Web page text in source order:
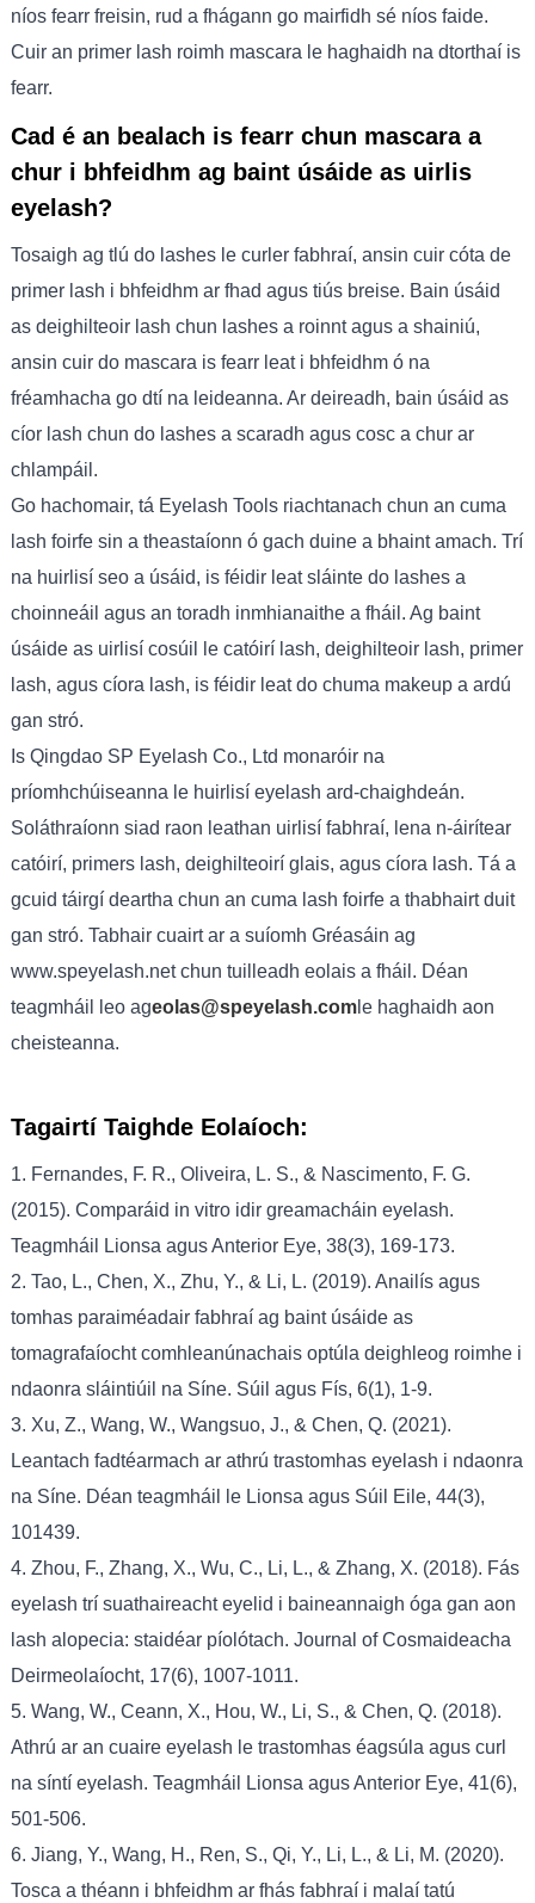
níos fearr freisin, rud a fhágann go mairfidh sé níos faide.
Cuir an primer lash roimh mascara le haghaidh na dtorthaí is
fearr.
Cad é an bealach is fearr chun mascara a
chur i bhfeidhm ag baint úsáide as uirlis
eyelash?
Tosaigh ag tlú do lashes le curler fabhraí, ansin cuir cóta de
primer lash i bhfeidhm ar fhad agus tiús breise. Bain úsáid
as deighilteoir lash chun lashes a roinnt agus a shainiú,
ansin cuir do mascara is fearr leat i bhfeidhm ó na
fréamhacha go dtí na leideanna. Ar deireadh, bain úsáid as
cíor lash chun do lashes a scaradh agus cosc ​​a chur ar
chlampáil.
Go hachomair, tá Eyelash Tools riachtanach chun an cuma
lash foirfe sin a theastaíonn ó gach duine a bhaint amach. Trí
na huirlisí seo a úsáid, is féidir leat sláinte do lashes a
choinneáil agus an toradh inmhianaithe a fháil. Ag baint
úsáide as uirlisí cosúil le catóirí lash, deighilteoir lash, primer
lash, agus cíora lash, is féidir leat do chuma makeup a ardú
gan stró.
Is Qingdao SP Eyelash Co., Ltd monaróir na
príomhchúiseanna le huirlisí eyelash ard-chaighdeán.
Soláthraíonn siad raon leathan uirlisí fabhraí, lena n-áirítear
catóirí, primers lash, deighilteoirí glais, agus cíora lash. Tá a
gcuid táirgí deartha chun an cuma lash foirfe a thabhairt duit
gan stró. Tabhair cuairt ar a suíomh Gréasáin ag
www.speyelash.net chun tuilleadh eolais a fháil. Déan
teagmháil leo ageolas@speyelash.comle haghaidh aon
cheisteanna.
Tagairtí Taighde Eolaíoch:
1. Fernandes, F. R., Oliveira, L. S., & Nascimento, F. G.
(2015). Comparáid in vitro idir greamacháin eyelash.
Teagmháil Lionsa agus Anterior Eye, 38(3), 169-173.
2. Tao, L., Chen, X., Zhu, Y., & Li, L. (2019). Anailís agus
tomhas paraiméadair fabhraí ag baint úsáide as
tomagrafaíocht comhleanúnachais optúla deighleog roimhe i
ndaonra sláintiúil na Síne. Súil agus Fís, 6(1), 1-9.
3. Xu, Z., Wang, W., Wangsuo, J., & Chen, Q. (2021).
Leantach fadtéarmach ar athrú trastomhas eyelash i ndaonra
na Síne. Déan teagmháil le Lionsa agus Súil Eile, 44(3),
101439.
4. Zhou, F., Zhang, X., Wu, C., Li, L., & Zhang, X. (2018). Fás
eyelash trí suathaireacht eyelid i baineannaigh óga gan aon
lash alopecia: staidéar píolótach. Journal of Cosmaideacha
Deirmeolaíocht, 17(6), 1007-1011.
5. Wang, W., Ceann, X., Hou, W., Li, S., & Chen, Q. (2018).
Athrú ar an cuaire eyelash le trastomhas éagsúla agus curl
na síntí eyelash. Teagmháil Lionsa agus Anterior Eye, 41(6),
501-506.
6. Jiang, Y., Wang, H., Ren, S., Qi, Y., Li, L., & Li, M. (2020).
Tosca a théann i bhfeidhm ar fhás fabhraí i malaí tatú